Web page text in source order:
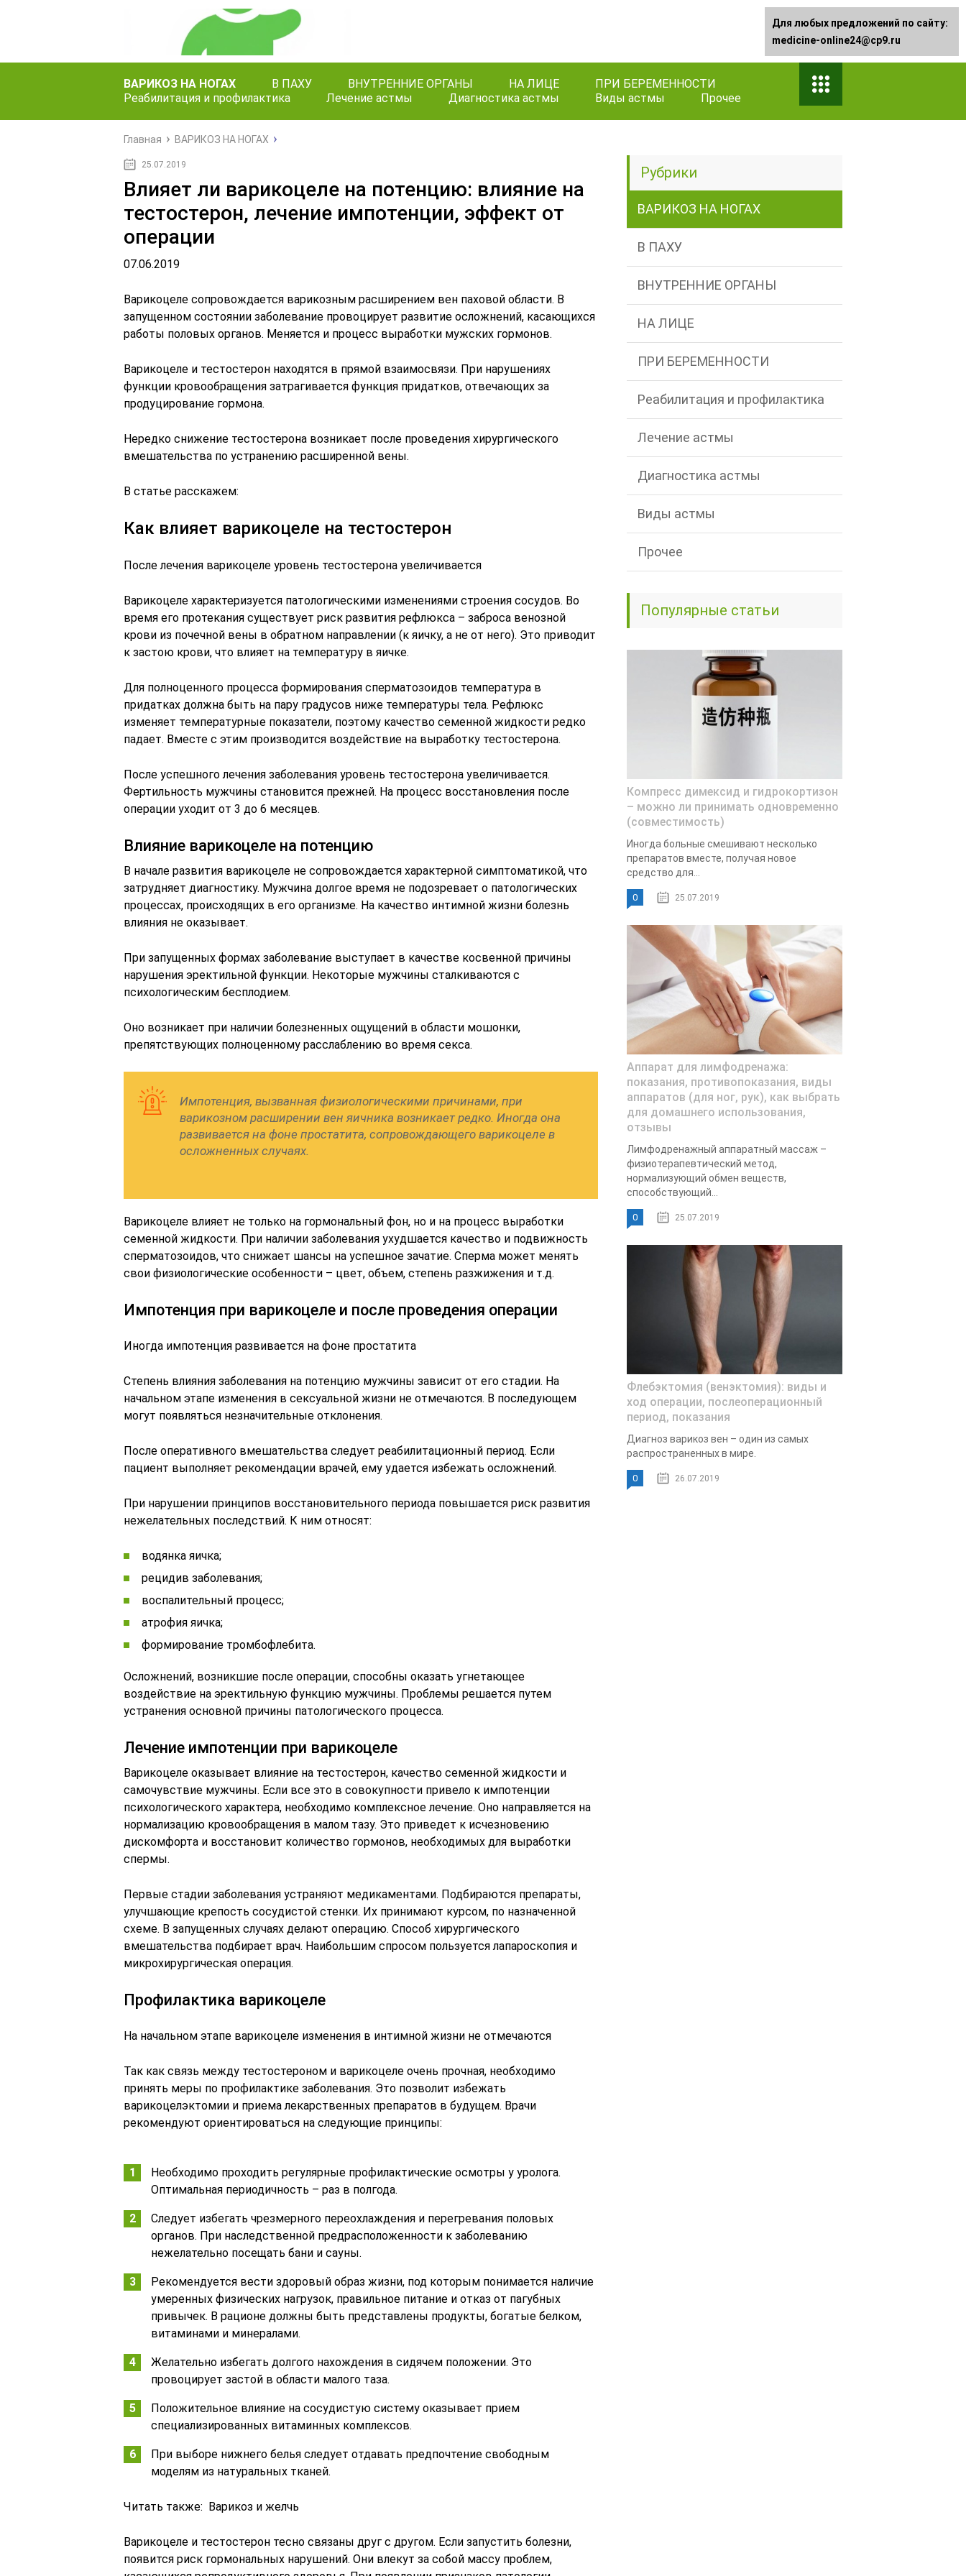
ВАРИКОЗ НА НОГАХ В ПАХУ ВНУТРЕННИЕ ОРГАНЫ НА ЛИЦЕ
ПРИ БЕРЕМЕННОСТИ
Реабилитация и профилактика
Лечение астмы Диагностика астмы Виды астмы Прочее
Главная ВАРИКОЗ НА НОГАХ
25.07.2019
Влияет ли варикоцеле на потенцию: влияние на
тестостерон, лечение импотенции, эффект от
операции
07.06.2019
Варикоцеле сопровождается варикозным расширением вен паховой области. В
запущенном состоянии заболевание провоцирует развитие осложнений, касающихся
работы половых органов. Меняется и процесс выработки мужских гормонов.
Варикоцеле и тестостерон находятся в прямой взаимосвязи. При нарушениях
функции кровообращения затрагивается функция придатков, отвечающих за
продуцирование гормона.
Нередко снижение тестостерона возникает после проведения хирургического
вмешательства по устранению расширенной вены.
В статье расскажем:
Как влияет варикоцеле на тестостерон
После лечения варикоцеле уровень тестостерона увеличивается
Варикоцеле характеризуется патологическими изменениями строения сосудов. Во
время его протекания существует риск развития рефлюкса – заброса венозной
крови из почечной вены в обратном направлении (к яичку, а не от него). Это приводит
к застою крови, что влияет на температуру в яичке.
Для полноценного процесса формирования сперматозоидов температура в
придатках должна быть на пару градусов ниже температуры тела. Рефлюкс
изменяет температурные показатели, поэтому качество семенной жидкости редко
падает. Вместе с этим производится воздействие на выработку тестостерона.
После успешного лечения заболевания уровень тестостерона увеличивается.
Фертильность мужчины становится прежней. На процесс восстановления после
операции уходит от 3 до 6 месяцев.
Влияние варикоцеле на потенцию
В начале развития варикоцеле не сопровождается характерной симптоматикой, что
затрудняет диагностику. Мужчина долгое время не подозревает о патологических
процессах, происходящих в его организме. На качество интимной жизни болезнь
влияния не оказывает.
При запущенных формах заболевание выступает в качестве косвенной причины
нарушения эректильной функции. Некоторые мужчины сталкиваются с
психологическим бесплодием.
Оно возникает при наличии болезненных ощущений в области мошонки,
препятствующих полноценному расслаблению во время секса.
Импотенция, вызванная физиологическими причинами, при
варикозном расширении вен яичника возникает редко. Иногда она
развивается на фоне простатита, сопровождающего варикоцеле в
осложненных случаях.
Варикоцеле влияет не только на гормональный фон, но и на процесс выработки
семенной жидкости. При наличии заболевания ухудшается качество и подвижность
сперматозоидов, что снижает шансы на успешное зачатие. Сперма может менять
свои физиологические особенности – цвет, объем, степень разжижения и т.д.
Импотенция при варикоцеле и после проведения операции
Иногда импотенция развивается на фоне простатита
Степень влияния заболевания на потенцию мужчины зависит от его стадии. На
начальном этапе изменения в сексуальной жизни не отмечаются. В последующем
могут появляться незначительные отклонения.
После оперативного вмешательства следует реабилитационный период. Если
пациент выполняет рекомендации врачей, ему удается избежать осложнений.
При нарушении принципов восстановительного периода повышается риск развития
нежелательных последствий. К ним относят:
водянка яичка;
рецидив заболевания;
воспалительный процесс;
атрофия яичка;
формирование тромбофлебита.
Осложнений, возникшие после операции, способны оказать угнетающее
воздействие на эректильную функцию мужчины. Проблемы решается путем
устранения основной причины патологического процесса.
Лечение импотенции при варикоцеле
Варикоцеле оказывает влияние на тестостерон, качество семенной жидкости и
самочувствие мужчины. Если все это в совокупности привело к импотенции
психологического характера, необходимо комплексное лечение. Оно направляется на
нормализацию кровообращения в малом тазу. Это приведет к исчезновению
дискомфорта и восстановит количество гормонов, необходимых для выработки
спермы.
Первые стадии заболевания устраняют медикаментами. Подбираются препараты,
улучшающие крепость сосудистой стенки. Их принимают курсом, по назначенной
схеме. В запущенных случаях делают операцию. Способ хирургического
вмешательства подбирает врач. Наибольшим спросом пользуется лапароскопия и
микрохирургическая операция.
Профилактика варикоцеле
На начальном этапе варикоцеле изменения в интимной жизни не отмечаются
Так как связь между тестостероном и варикоцеле очень прочная, необходимо
принять меры по профилактике заболевания. Это позволит избежать
варикоцелэктомии и приема лекарственных препаратов в будущем. Врачи
рекомендуют ориентироваться на следующие принципы:
Необходимо проходить регулярные профилактические осмотры у уролога.
Оптимальная периодичность – раз в полгода.
Следует избегать чрезмерного переохлаждения и перегревания половых
органов. При наследственной предрасположенности к заболеванию
нежелательно посещать бани и сауны.
Рекомендуется вести здоровый образ жизни, под которым понимается наличие
умеренных физических нагрузок, правильное питание и отказ от пагубных
привычек. В рационе должны быть представлены продукты, богатые белком,
витаминами и минералами.
Желательно избегать долгого нахождения в сидячем положении. Это
провоцирует застой в области малого таза.
Положительное влияние на сосудистую систему оказывает прием
специализированных витаминных комплексов.
При выборе нижнего белья следует отдавать предпочтение свободным
моделям из натуральных тканей.
Читать также: Варикоз и желчь
Варикоцеле и тестостерон тесно связаны друг с другом. Если запустить болезни,
появится риск гормональных нарушений. Они влекут за собой массу проблем,
Рубрики
ВАРИКОЗ НА НОГАХ
В ПАХУ
ВНУТРЕННИЕ ОРГАНЫ
НА ЛИЦЕ
ПРИ БЕРЕМЕННОСТИ
Реабилитация и профилактика
Лечение астмы
Диагностика астмы
Виды астмы
Прочее
Популярные статьи
Компресс димексид и гидрокортизон
– можно ли принимать одновременно
(совместимость)
Иногда больные смешивают несколько
препаратов вместе, получая новое
средство для...
0 25.07.2019
Аппарат для лимфодренажа:
показания, противопоказания, виды
аппаратов (для ног, рук), как выбрать
для домашнего использования,
отзывы
Лимфодренажный аппаратный массаж –
физиотерапевтический метод,
нормализующий обмен веществ,
способствующий...
0 25.07.2019
Флебэктомия (венэктомия): виды и
ход операции, послеоперационный
период, показания
Диагноз варикоз вен – один из самых
распространенных в мире.
0 26.07.2019
Для любых предложений по сайту:
medicine-online24@cp9.ru